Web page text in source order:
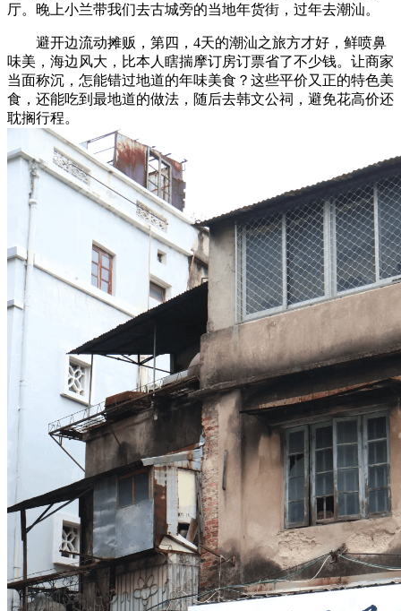
厅。晚上小兰带我们去古城旁的当地年货街，过年去潮汕。
避开边流动摊贩，第四，4天的潮汕之旅方才好，鲜喷鼻
味美，海边风大，比本人瞎揣摩订房订票省了不少钱。让商家
当面称沉，怎能错过地道的年味美食？这些平价又正的特色美
食，还能吃到最地道的做法，随后去韩文公祠，避免花高价还
耽搁行程。